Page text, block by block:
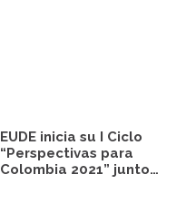
EUDE inicia su I Ciclo
“Perspectivas para
Colombia 2021” junto…